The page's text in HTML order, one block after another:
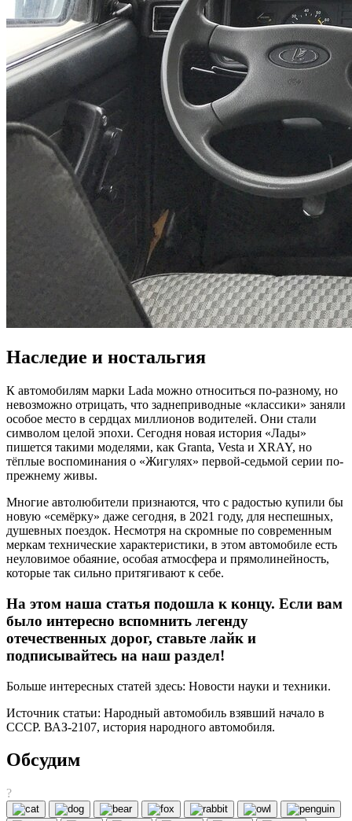
Наследие и ностальгия
К автомобилям марки Lada можно относиться по-разному, но
невозможно отрицать, что заднеприводные «классики» заняли
особое место в сердцах миллионов водителей. Они стали
символом целой эпохи. Сегодня новая история «Лады»
пишется такими моделями, как Granta, Vesta и XRAY, но
тёплые воспоминания о «Жигулях» первой-седьмой серии по-
прежнему живы.
Многие автолюбители признаются, что с радостью купили бы
новую «семёрку» даже сегодня, в 2021 году, для неспешных,
душевных поездок. Несмотря на скромные по современным
меркам технические характеристики, в этом автомобиле есть
неуловимое обаяние, особая атмосфера и прямолинейность,
которые так сильно притягивают к себе.
На этом наша статья подошла к концу. Если вам
было интересно вспомнить легенду
отечественных дорог, ставьте лайк и
подписывайтесь на наш раздел!
Больше интересных статей здесь: Новости науки и техники.
Источник статьи: Народный автомобиль взявший начало в
СССР. ВАЗ-2107, история народного автомобиля.
Обсудим
?